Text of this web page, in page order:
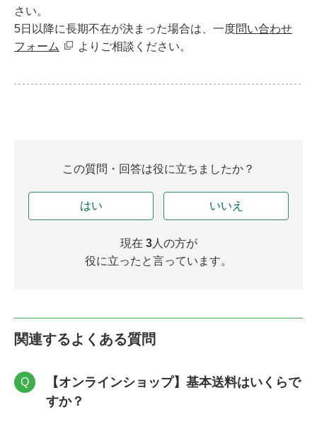
さい。
5日以降に長期不在が決まった場合は、一度問い合わせ
フォーム
よりご相談ください。
この質問・回答は役に立ちましたか？
はい いいえ
現在 3人の方が
役に立ったと言っています。
関連するよくある質問
Q
【オンラインショップ】基本送料はいくらで
すか？